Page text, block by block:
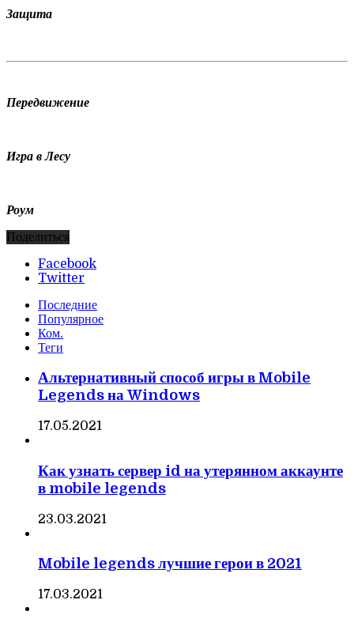
Защита
Передвижение
Игра в Лесу
Роум
Поделиться
Facebook
Twitter
Последние
Популярное
Ком.
Теги
Альтернативный способ игры в Mobile
Legends на Windows
17.05.2021
Как узнать сервер id на утерянном аккаунте
в mobile legends
23.03.2021
Mobile legends лучшие герои в 2021
17.03.2021